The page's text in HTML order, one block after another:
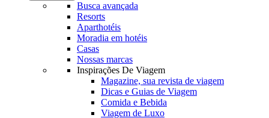
Busca avançada
Resorts
Aparthotéis
Moradia em hotéis
Casas
Nossas marcas
Inspirações De Viagem
Magazine, sua revista de viagem
Dicas e Guias de Viagem
Comida e Bebida
Viagem de Luxo